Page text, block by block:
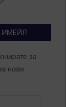
ИМЕЙЛ
за
нови